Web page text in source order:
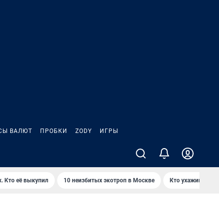
ВАЛЮТ ПРОБКИ ZODY ИГРЫ
Кто её выкупил 10 неизбитых экотроп в Москве Кто ухаживает